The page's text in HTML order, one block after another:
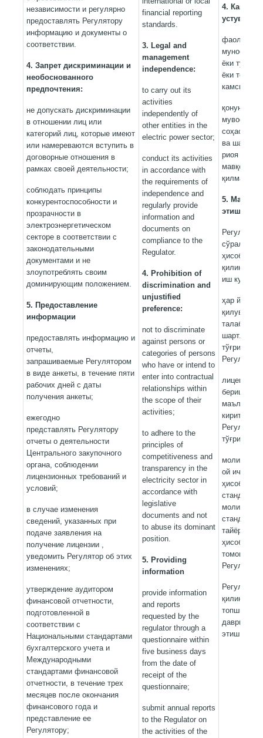
независимости и регулярно
предоставлять Регулятору
информацию и документы о
соответствии.
4. Запрет дискриминации и
необоснованного
предпочтения:
не допускать дискриминации
в отношении лиц или
категорий лиц, которые имеют
или намереваются вступить в
договорные отношения в
рамках своей деятельности;
соблюдать принципы
конкурентоспособности и
прозрачности в
электроэнергетическом
секторе в соответствии с
законодательными
документами и не
злоупотреблять своим
доминирующим положением.
5. Предоставление
информации
предоставлять информацию и
отчеты,
запрашиваемые Регулятором
в виде анкеты, в течение пяти
рабочих дней с даты
получения анкеты;
ежегодно
представлять Регулятору
отчеты о деятельности
Центрального закупочного
органа, соблюдении
лицензионных требований и
условий;
в случае изменения
сведений, указанных при
подаче заявления на
получение лицензии ,
уведомить Регулятор об этих
изменениях;
утверждение аудитором
финансовой отчетности,
подготовленной в
соответствии с
Национальными стандартами
бухгалтерского учета и
Международными
стандартами финансовой
отчетности, в течение трех
месяцев после окончания
финансового года и
представление ее
Регулятору;
financial reporting
standards.
3. Legal and
management
independence:
to carry out its
activities
independently of
other entities in the
electric power sector;
conduct its activities
in accordance with
the requirements of
independence and
regularly provide
information and
documents on
compliance to the
Regulator.
4. Prohibition of
discrimination and
unjustified
preference:
not to discriminate
against persons or
categories of persons
who have or intend to
enter into contractual
relationships within
the scope of their
activities;
to adhere to the
principles of
competitiveness and
transparency in the
electricity sector in
accordance with
legislative
documents and not
to abuse its dominant
position.
5. Providing
information
provide information
and reports
requested by the
regulator through a
questionnaire within
five business days
from the date of
receipt of the
questionnaire;
submit annual reports
to the Regulator on
the activities of the
4.
фаолият
ёки
ёки
мувофиқ
соҳасида
ва
риоя
мавқеини
қилмаслик.
5.
этиш
Регулятор
сўралган
қилинган
иш куни
ҳар йили
қилувчи
талаблари
лицензия
бериш
тўғрисида
молиявий
ой ичида
ҳисоботи
молиявий
томонидан
Регулятор
топшириш
даврий
этиш.